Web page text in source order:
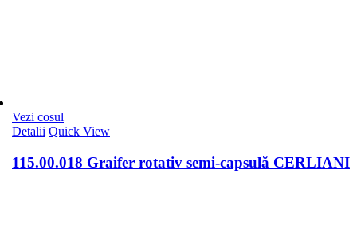
Vezi cosul
Detalii Quick View
115.00.018 Graifer rotativ semi-capsulă CERLIANI